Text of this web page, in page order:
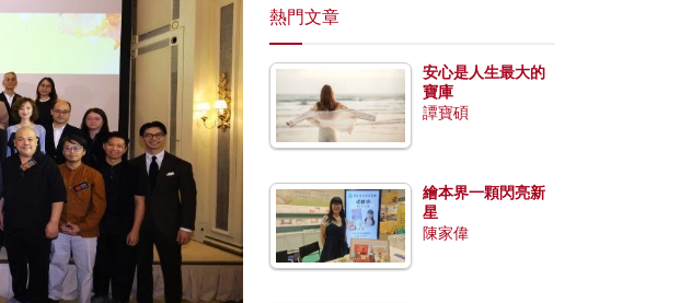
熱門文章
安心是人生最大的
寶庫
譚寶碩
繪本界一顆閃亮新
星
陳家偉